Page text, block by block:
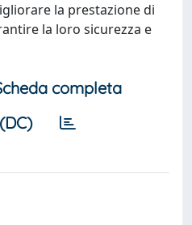
la prestazione di
la loro sicurezza e
completa